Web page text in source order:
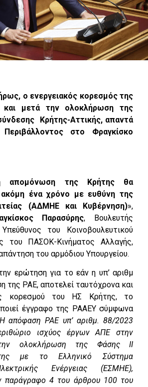
ο ενεργειακός κορεσμός της
και μετά την ολοκλήρωση της
Κρήτης-Αττικής, απαντά
στο Φραγκίσκο
απομόνωση της Κρήτης θα
ακόμη ένα χρόνο με ευθύνη της
(ΑΔΜΗΕ και Κυβέρνηση)»,
Παρασύρης, Βουλευτής
του Κοινοβουλευτικού
του ΠΑΣΟΚ-Κινήματος Αλλαγής,
του αρμόδιου Υπουργείου.
ερώτηση για το εάν η υπ’ αριθμ
της ΡΑΕ, αποτελεί ταυτόχρονα και
κορεσμού του ΗΣ Κρήτης, το
έγγραφο της ΡΑΑΕΥ σύμφωνα
Η απόφαση ΡΑΕ υπ’ αριθμ. 88/2023
ισχύος έργων ΑΠΕ στην
ολοκλήρωση της Φάσης ΙΙ
με το Ελληνικό Σύστημα
Ενέργειας (ΕΣΜΗΕ),
παράγραφο 4 του άρθρου 100 του